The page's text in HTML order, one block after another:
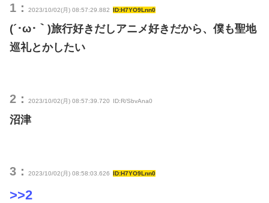
1： 2023/10/02(月) 08:57:29.882 ID:H7YO9Lnn0
(´･ω･｀)旅行好きだしアニメ好きだから、僕も聖地
巡礼とかしたい
2： 2023/10/02(月) 08:57:39.720 ID:R/SbvAna0
沼津
3： 2023/10/02(月) 08:58:03.626 ID:H7YO9Lnn0
>>2